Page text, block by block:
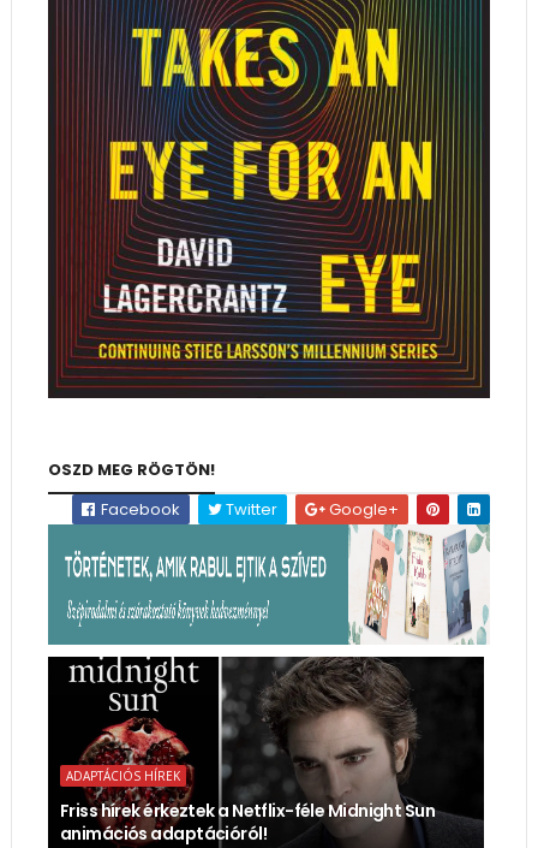
OSZD MEG RÖGTÖN!
Facebook
Twitter Google+
ADAPTÁCIÓS HÍREK
Friss hírek érkeztek a Netflix-féle Midnight Sun
animációs adaptációról!